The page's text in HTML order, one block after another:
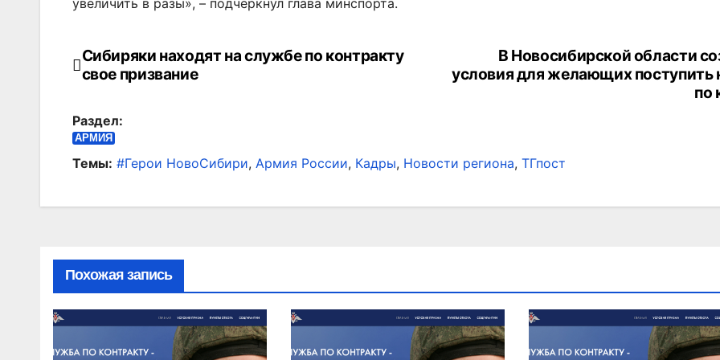
увеличить в разы», – подчеркнул глава минспорта.
Навигация
записям
В Новосибирской области
условия для желающих поступить
по
Сибиряки находят на службе по контракту
свое призвание
Раздел:
АРМИЯ
Темы: #Герои НовоСибири, Армия России, Кадры, Новости региона, ТГпост
Похожая запись